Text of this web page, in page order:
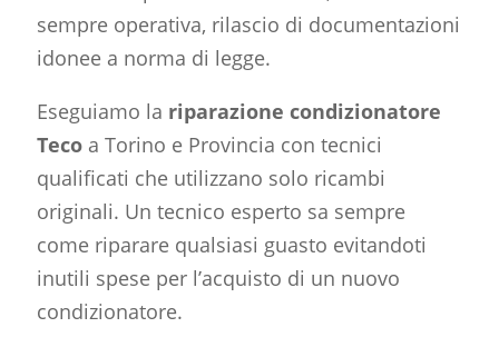
sempre operativa, rilascio di documentazioni
idonee a norma di legge.
Eseguiamo la riparazione condizionatore
Teco a Torino e Provincia con tecnici
qualificati che utilizzano solo ricambi
originali. Un tecnico esperto sa sempre
come riparare qualsiasi guasto evitandoti
inutili spese per l’acquisto di un nuovo
condizionatore.